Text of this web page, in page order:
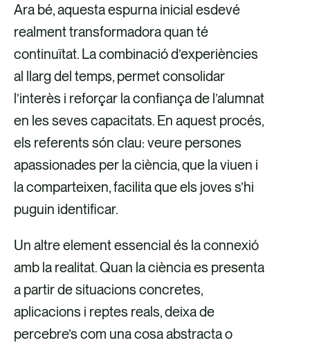
Ara bé, aquesta espurna inicial esdevé
realment transformadora quan té
continuïtat. La combinació d’experiències
al llarg del temps, permet consolidar
l’interès i reforçar la confiança de l’alumnat
en les seves capacitats. En aquest procés,
els referents són clau: veure persones
apassionades per la ciència, que la viuen i
la comparteixen, facilita que els joves s’hi
puguin identificar.
Un altre element essencial és la connexió
amb la realitat. Quan la ciència es presenta
a partir de situacions concretes,
aplicacions i reptes reals, deixa de
percebre’s com una cosa abstracta o